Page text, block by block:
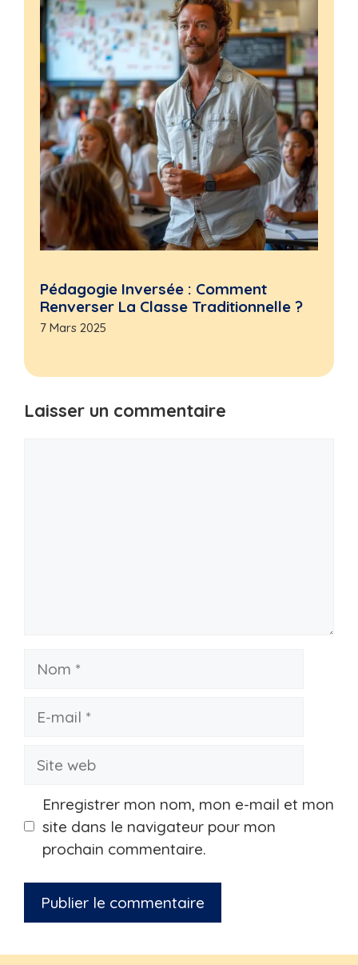
Pédagogie Inversée : Comment
Renverser La Classe Traditionnelle ?
7 Mars 2025
Laisser un commentaire
Nom
Site
Enregistrer mon nom, mon e-mail et mon
site dans le navigateur pour mon
prochain commentaire.